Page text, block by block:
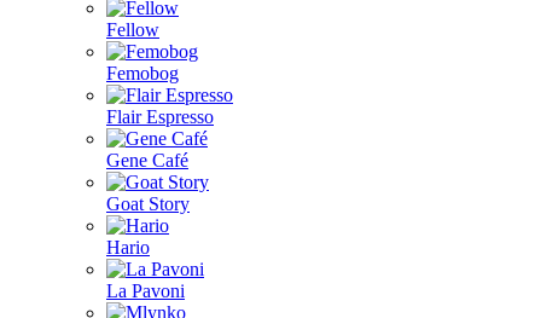
Fellow
Femobog
Flair Espresso
Gene Café
Goat Story
Hario
La Pavoni